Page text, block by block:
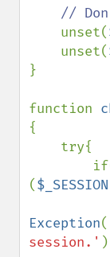
//
unset(
    unset(
}
function
{
($_SESSION
Exception(
session.'